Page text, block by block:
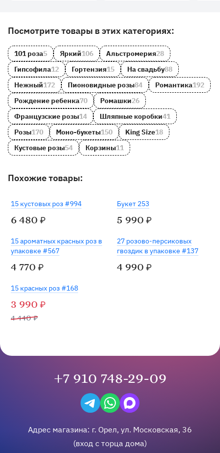
Другие товары и категории на сайте
Посмотрите товары в этих категориях:
101 роза5 Яркий106 Альстромерия28
Гипсофила12 Гортензия15 На свадьбу88
Нежный172 Пионовидные розы84 Романтика192
Рождение ребенка70 Ромашки26
Французские розы14 Шляпные коробки41
Розы170 Моно-букеты150 King Size18
Кустовые розы54 Корзины11
Похожие товары:
15 кустовых роз #994
6 480 ₽
Букет 253
5 990 ₽
15 ароматных красных роз в
упаковке #567
4 770 ₽
27 розово-персиковых
гвоздик в упаковке #137
4 990 ₽
15 красных роз #168
3 990 ₽
4 440 ₽
+7 910 748-29-09
Написать в Telegram
Написать на WhatsApp
Написать в Max
Адрес магазина: г. Орел, ул. Московская, 36
(вход с торца дома)